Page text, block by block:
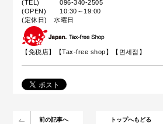
(TEL) 096-340-2505
(OPEN) 10:30～19:00
(定休日) 水曜日
【免税店】【Tax-free shop 】【면세점】
前の記事へ トップへもどる